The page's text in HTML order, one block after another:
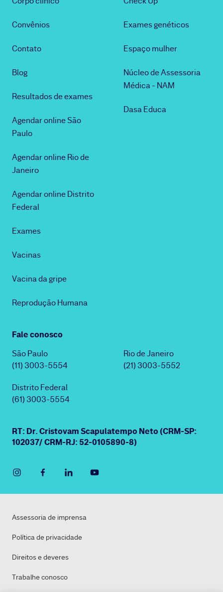
Convênios
Contato
Blog
Resultados de exames
Agendar online São
Paulo
Agendar online Rio de
Janeiro
Agendar online Distrito
Federal
Exames
Vacinas
Vacina da gripe
Reprodução Humana
Exames genéticos
Espaço mulher
Núcleo de Assessoria
Médica - NAM
Dasa Educa
Fale conosco
São Paulo
(11) 3003-5554
Rio de Janeiro
(21) 3003-5552
Distrito Federal
(61) 3003-5554
RT: Dr. Cristovam Scapulatempo Neto (CRM-SP:
102037/ CRM-RJ: 52-0105890-8)
Assessoria de imprensa
Política de privacidade
Direitos e deveres
Trabalhe conosco